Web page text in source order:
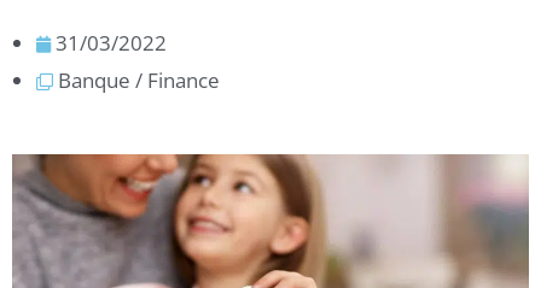
31/03/2022
Banque / Finance